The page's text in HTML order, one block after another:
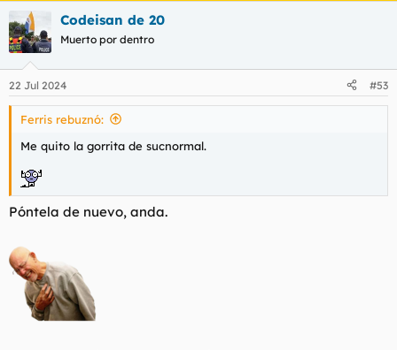
c
c
i
e
s
Codeisan de 20
Muerto por dentro
22 Jul 2024 #53
Ferris rebuznó:
Me quito la gorrita de sucnormal.
Póntela de nuevo, anda.